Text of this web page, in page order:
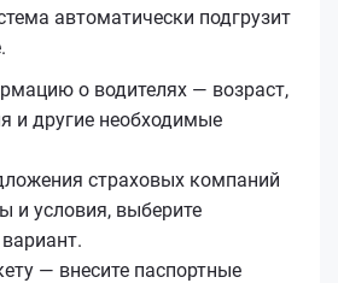
автоматически подгрузит
о водителях — возраст,
и другие необходимые
страховых компаний
и условия, выберите
— внесите паспортные